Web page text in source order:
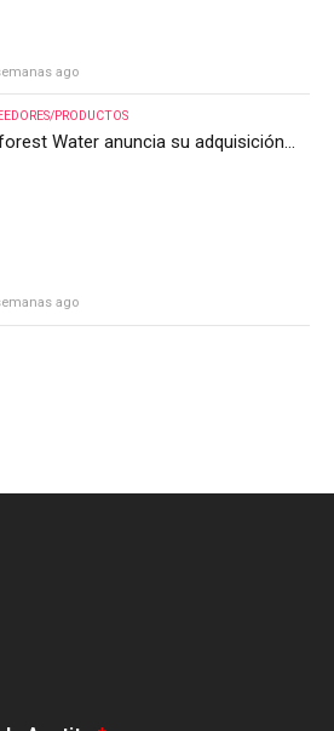
ago
PRODUCTOS
Water anuncia su adquisición
ago